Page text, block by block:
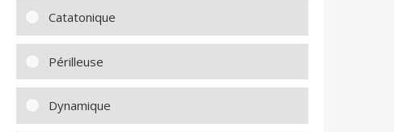
Catatonique
Périlleuse
Dynamique